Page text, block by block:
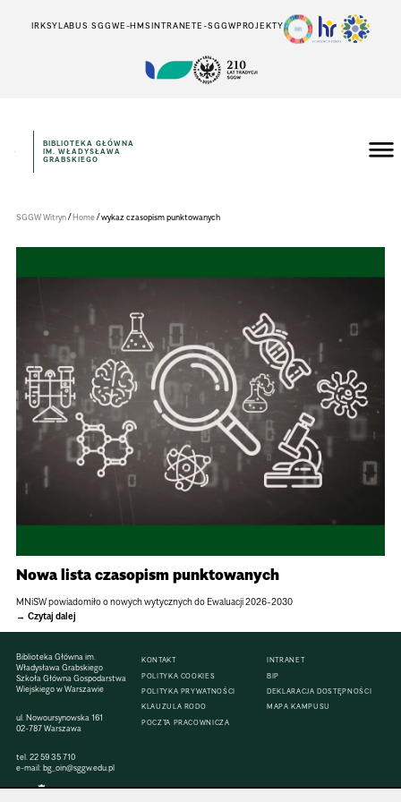
IRKSYLABUS SGGWE-HMSINTRANETE-SGGWPROJEKTY
Główna
w
BIBLIOTEKA GŁÓWNA
IM. WŁADYSŁAWA
GRABSKIEGO
SGGW Witryn/Home/wykaz czasopism punktowanych
Nowa lista czasopism punktowanych
MNiSW powiadomiło o nowych wytycznych do Ewaluacji 2026-2030
Czytaj dalej
Biblioteka Główna im.
Władysława Grabskiego
Szkoła Główna Gospodarstwa
Wiejskiego w Warszawie
ul. Nowoursynowska 161
02-787 Warszawa
tel.22 59 35 710
e-mail:bg_oin@sggw.edu.pl
KONTAKT
POLITYKA COOKIES
POLITYKA PRYWATNOŚCI
KLAUZULA RODO
POCZTA PRACOWNICZA
INTRANET
BIP
DEKLARACJA DOSTĘPNOŚCI
MAPA KAMPUSU